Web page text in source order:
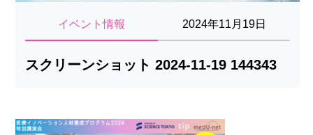
イベント情報 2024年11月19日
スクリーンショット 2024-11-19 144343